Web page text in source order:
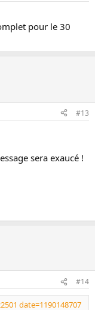
pour le 30
#13
sera exaucé !
#14
date=1190148707